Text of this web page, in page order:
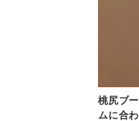
桃尻ブ
ムに合